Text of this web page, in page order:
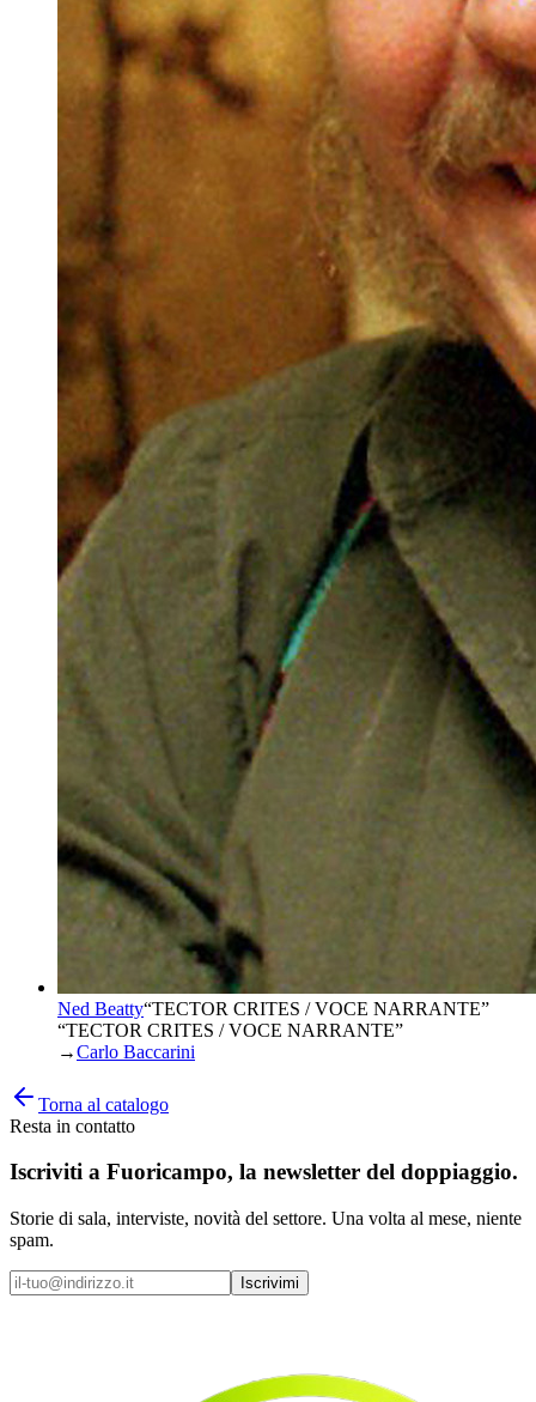
Ned Beatty“TECTOR CRITES / VOCE NARRANTE”
“TECTOR CRITES / VOCE NARRANTE”
→Carlo Baccarini
Torna al catalogo
Resta in contatto
Iscriviti a Fuoricampo, la newsletter del doppiaggio.
Storie di sala, interviste, novità del settore. Una volta al mese, niente
spam.
Iscrivimi